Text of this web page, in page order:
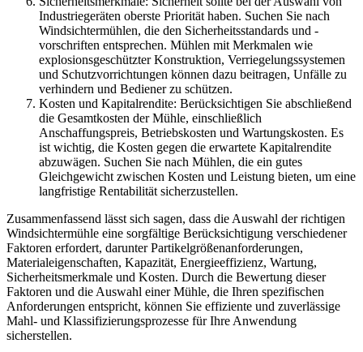
Industriegeräten oberste Priorität haben. Suchen Sie nach
Windsichtermühlen, die den Sicherheitsstandards und -
vorschriften entsprechen. Mühlen mit Merkmalen wie
explosionsgeschützter Konstruktion, Verriegelungssystemen
und Schutzvorrichtungen können dazu beitragen, Unfälle zu
verhindern und Bediener zu schützen.
Kosten und Kapitalrendite: Berücksichtigen Sie abschließend
die Gesamtkosten der Mühle, einschließlich
Anschaffungspreis, Betriebskosten und Wartungskosten. Es
ist wichtig, die Kosten gegen die erwartete Kapitalrendite
abzuwägen. Suchen Sie nach Mühlen, die ein gutes
Gleichgewicht zwischen Kosten und Leistung bieten, um eine
langfristige Rentabilität sicherzustellen.
Zusammenfassend lässt sich sagen, dass die Auswahl der richtigen
Windsichtermühle eine sorgfältige Berücksichtigung verschiedener
Faktoren erfordert, darunter Partikelgrößenanforderungen,
Materialeigenschaften, Kapazität, Energieeffizienz, Wartung,
Sicherheitsmerkmale und Kosten. Durch die Bewertung dieser
Faktoren und die Auswahl einer Mühle, die Ihren spezifischen
Anforderungen entspricht, können Sie effiziente und zuverlässige
Mahl- und Klassifizierungsprozesse für Ihre Anwendung
sicherstellen.